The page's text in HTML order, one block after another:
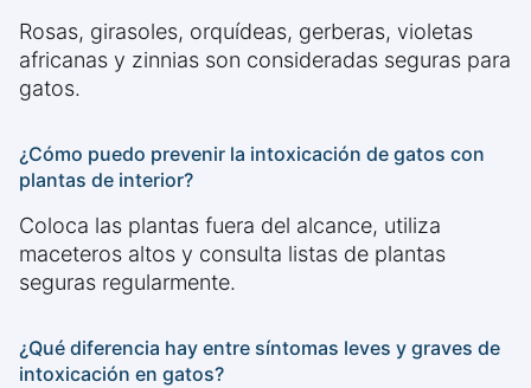
Rosas, girasoles, orquídeas, gerberas, violetas
africanas y zinnias son consideradas seguras para
gatos.
¿Cómo puedo prevenir la intoxicación de gatos con
plantas de interior?
Coloca las plantas fuera del alcance, utiliza
maceteros altos y consulta listas de plantas
seguras regularmente.
¿Qué diferencia hay entre síntomas leves y graves de
intoxicación en gatos?